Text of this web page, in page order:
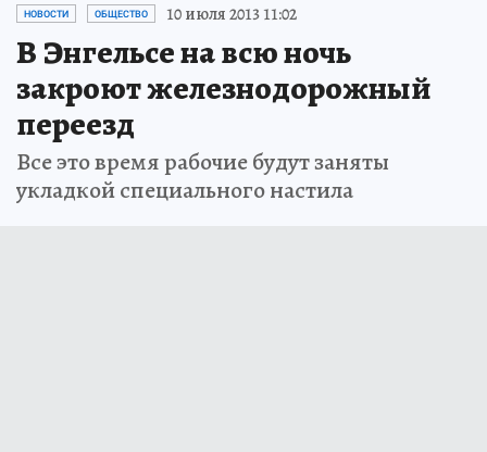
НОВОСТИ ОБЩЕСТВО 10 июля 2013 11:02
В Энгельсе на всю ночь
закроют железнодорожный
переезд
Все это время рабочие будут заняты
укладкой специального настила